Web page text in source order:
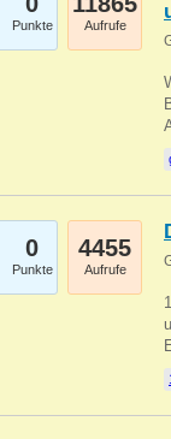
Punkte Aufrufe
0
Punkte
4455
Aufrufe